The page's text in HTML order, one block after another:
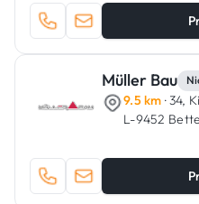
Müller Bau
9.5 km · 34,
L-9452